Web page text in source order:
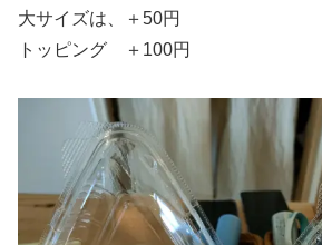
大サイズは、＋50円
トッピング ＋100円